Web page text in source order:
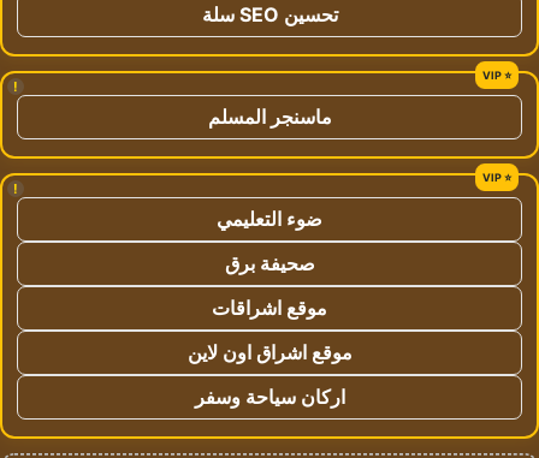
تحسين SEO سلة
!
ماسنجر المسلم
!
ضوء التعليمي
صحيفة برق
موقع اشراقات
موقع اشراق اون لاين
اركان سياحة وسفر